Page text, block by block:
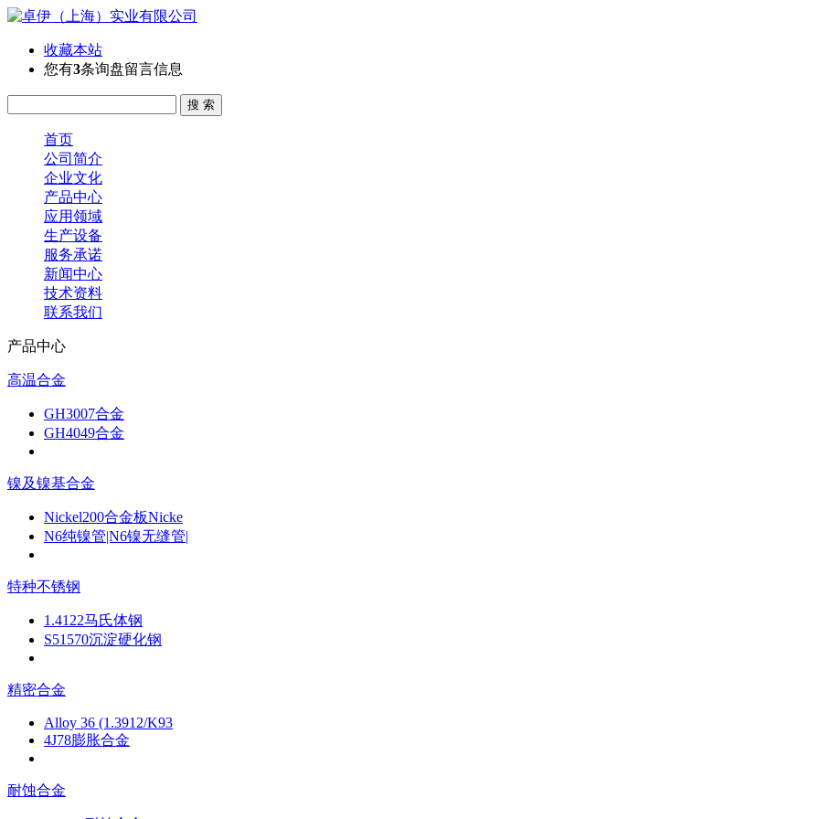
收藏本站
您有3条询盘留言信息
首页
公司简介
企业文化
产品中心
应用领域
生产设备
服务承诺
新闻中心
技术资料
联系我们
产品中心
高温合金
GH3007合金
GH4049合金
镍及镍基合金
Nickel200合金板Nicke
N6纯镍管|N6镍无缝管|
特种不锈钢
1.4122马氏体钢
S51570沉淀硬化钢
精密合金
Alloy 36 (1.3912/K93
4J78膨胀合金
耐蚀合金